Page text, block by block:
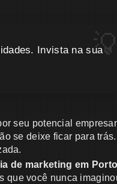
Invista na sua
seu potencial
se deixe ficar para trás.
de marketing em Porto
que você nunca